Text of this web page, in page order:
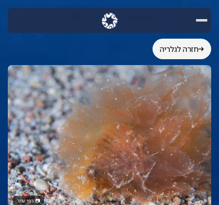
חזרה לגלריה
📷רפי עמר